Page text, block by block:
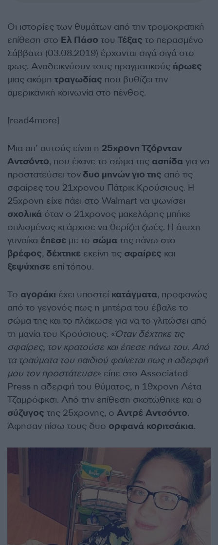
Οι ιστορίες των θυμάτων από την τρομοκρατική
επίθεση στο Ελ Πάσο του Τέξας το περασμένο
Σάββατο (03.08.2019) έρχονται σιγά σιγά στο
φως. Αναδεικνύουν τους πραγματικούς ήρωες
μιας ακόμη τραγωδίας που βυθίζει την
αμερικανική κοινωνία στο πένθος.
[read4more]
Μια απ’ αυτούς είναι η 25χρονη Τζόρνταν
Αντσόντο, που έκανε το σώμα της ασπίδα για να
προστατεύσει τον δυο μηνών γιο της από τις
σφαίρες του 21χρονου Πάτρικ Κρούσιους. Η
25χρονη είχε πάει στο Walmart να ψωνίσει
σχολικά όταν ο 21χρονος μακελάρης μπήκε
οπλισμένος κι άρχισε να θερίζει ζωές. Η άτυχη
γυναίκα έπεσε με το σώμα της πάνω στο
βρέφος, δέχτηκε εκείνη τις σφαίρες και
ξεψύχησε επί τόπου.
Το αγοράκι έχει υποστεί κατάγματα, προφανώς
από το γεγονός πως η μητέρα του έβαλε το
σώμα της και το πλάκωσε για να το γλιτώσει από
τη μανία του Κρούσιους. «Όταν δέχτηκε τις
σφαίρες, τον κρατούσε και έπεσε πάνω του. Από
τα τραύματα του παιδιού φαίνεται πως η αδερφή
μου τον προστάτευσε» είπε στο Associated
Press η αδερφή του θύματος, η 19χρονη Λέτα
Τζαμρόφκσι. Από την επίθεση σκοτώθηκε και ο
σύζυγος της 25χρονης, ο Αντρέ Αντσόντο.
Άφησαν πίσω τους δυο ορφανά κοριτσάκια.